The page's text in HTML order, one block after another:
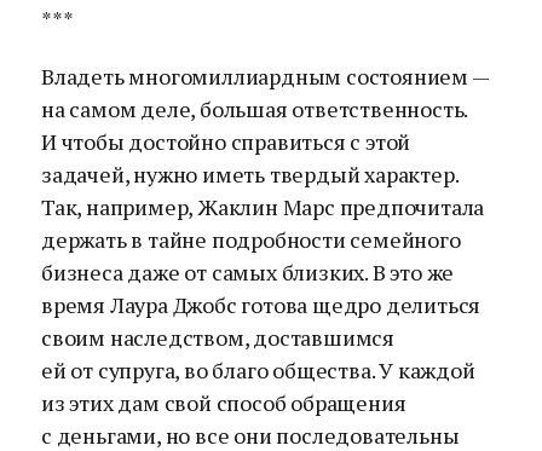
***
Владеть многомиллиардным состоянием —
на самом деле, большая ответственность.
И чтобы достойно справиться с этой
задачей, нужно иметь твердый характер.
Так, например, Жаклин Марс предпочитала
держать в тайне подробности семейного
бизнеса даже от самых близких. В это же
время Лаура Джобс готова щедро делиться
своим наследством, доставшимся
ей от супруга, во благо общества. У каждой
из этих дам свой способ обращения
с деньгами, но все они последовательны